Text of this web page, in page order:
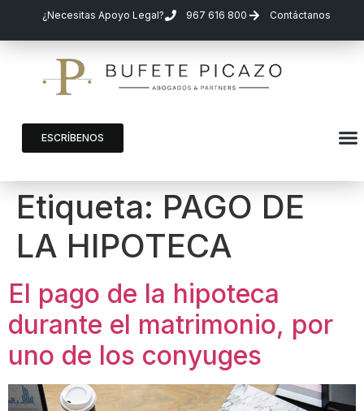
¿Necesitas Apoyo Legal? 967 616 800 Contáctanos
ESCRÍBENOS
Etiqueta: PAGO DE
LA HIPOTECA
El pago de la hipoteca
durante el matrimonio, por
uno de los conyuges